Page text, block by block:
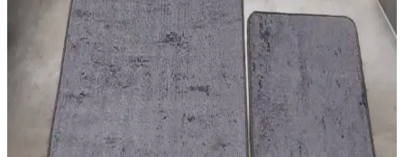
Yatak odası dekorasyonunda modern halıların özellikleri, renk ve
desen uyumu, kullanım önerileri ve seçim ipuçlarıyla şık ve
fonksiyonel alanlar yaratın.
Halise Home Halı: Kaliteli ve Estetik Halı
Seçenekleri ile Mekânlarınızı Güzelleştirin
Halise Home Halı, çeşitli desen ve renk seçenekleriyle dayanıklı ve